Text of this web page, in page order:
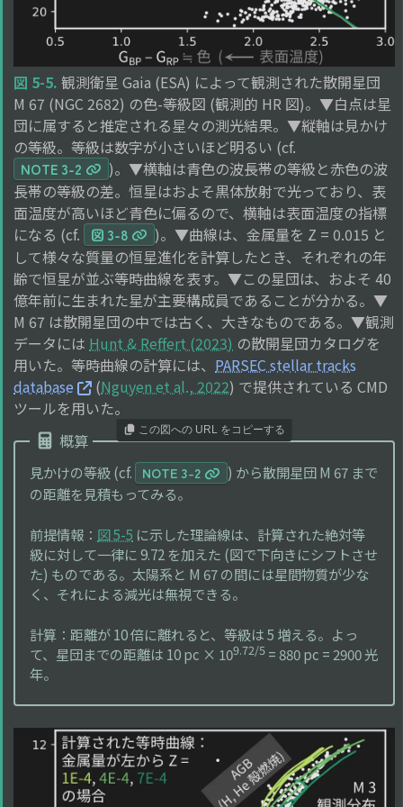
図 5-5. 観測衛星 Gaia (ESA) によって観測された散開星団
M 67 (NGC 2682) の色-等級図 (観測的 HR 図)。▼白点は星
団に属すると推定される星々の測光結果。▼縦軸は見かけ
の等級。等級は数字が小さいほど明るい (cf.
NOTE 3-2
)。▼横軸は青色の波長帯の等級と赤色の波
長帯の等級の差。恒星はおよそ黒体放射で光っており、表
面温度が高いほど青色に偏るので、横軸は表面温度の指標
になる (cf.
図 3-8
)。▼曲線は、金属量を Z = 0.015 と
して様々な質量の恒星進化を計算したとき、それぞれの年
齢で恒星が並ぶ等時曲線を表す。▼この星団は、およそ 40
億年前に生まれた星が主要構成員であることが分かる。▼
M 67 は散開星団の中では古く、大きなものである。▼観測
データには Hunt & Reffert (2023) の散開星団カタログを
用いた。等時曲線の計算には、 PARSEC stellar tracks
database
(Nguyen et al., 2022) で提供されている CMD
ツールを用いた。
この図への URL をコピーする
概算
見かけの等級 (cf. NOTE 3-2
) から散開星団 M 67 まで
の距離を見積もってみる。
前提情報： 図 5-5 に示した理論線は、計算された絶対等
級に対して一律に 9.72 を加えた (図で下向きにシフトさせ
た) ものである。太陽系と M 67 の間には星間物質が少な
く、それによる減光は無視できる。
計算：距離が 10 倍に離れると、等級は 5 増える。よっ
て、星団までの距離は 10 pc × 109.72/5 = 880 pc = 2900 光
年。